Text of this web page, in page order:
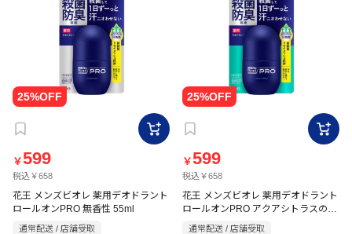
￥599
税込￥658
花王 メンズビオレ 薬用デオドラント
ロールオンPRO 無香性 55ml
通常配送 / 店舗受取
￥599
税込￥658
花王 メンズビオレ 薬用デオドラント
ロールオンPRO アクアシトラスの香
り 55ml
通常配送 / 店舗受取